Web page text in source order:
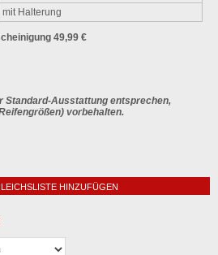
mit Halterung
49,99 €
Standard-Ausstattung entsprechen,
vorbehalten.
HINZUFÜGEN